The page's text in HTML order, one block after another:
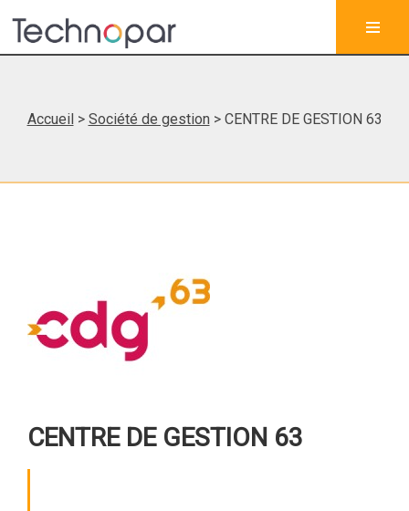
Accueil> Société de gestion > CENTRE DE GESTION 63
CENTRE DE GESTION 63